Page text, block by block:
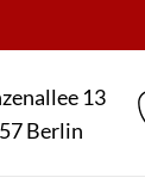
13
Berlin